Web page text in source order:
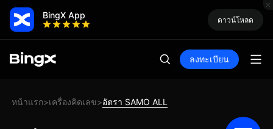
BingX App ดาวน์โหลด
ลงทะเบียน
หน้าแรก>เครื่องคิดเลข>อัตรา SAMO ALL